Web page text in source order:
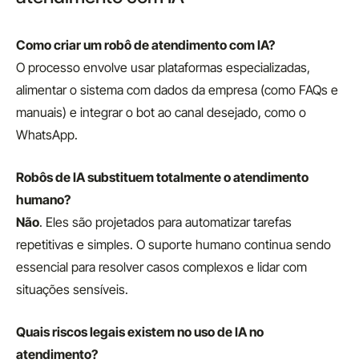
Como criar um robô de atendimento com IA?
O processo envolve usar plataformas especializadas,
alimentar o sistema com dados da empresa (como FAQs e
manuais) e integrar o bot ao canal desejado, como o
WhatsApp.
Robôs de IA substituem totalmente o atendimento
humano?
Não. Eles são projetados para automatizar tarefas
repetitivas e simples. O suporte humano continua sendo
essencial para resolver casos complexos e lidar com
situações sensíveis.
Quais riscos legais existem no uso de IA no
atendimento?